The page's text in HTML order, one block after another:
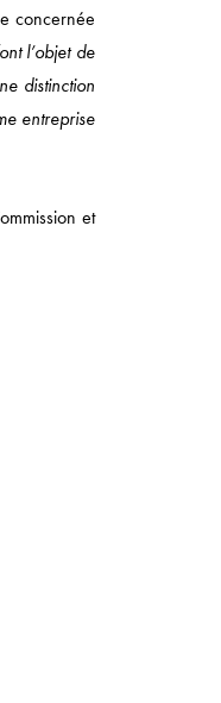
concernée
l’objet de
distinction
entreprise
et